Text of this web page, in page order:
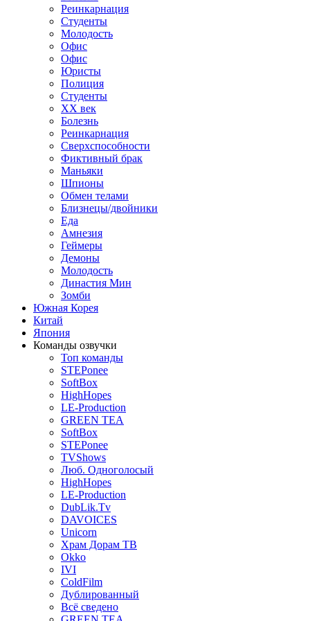
Реинкарнация
Студенты
Молодость
Офис
Офис
Юристы
Полиция
Студенты
ХХ век
Болезнь
Реинкарнация
Сверхспособности
Фиктивный брак
Маньяки
Шпионы
Обмен телами
Близнецы/двойники
Еда
Амнезия
Геймеры
Демоны
Молодость
Династия Мин
Зомби
Южная Корея
Китай
Япония
Команды озвучки
Топ команды
STEPonee
SoftBox
HighHopes
LE-Production
GREEN TEA
SoftBox
STEPonee
TVShows
Люб. Одноголосый
HighHopes
LE-Production
DubLik.Tv
DAVOICES
Unicorn
Храм Дорам ТВ
Okko
IVI
ColdFilm
Дублированный
Всё сведено